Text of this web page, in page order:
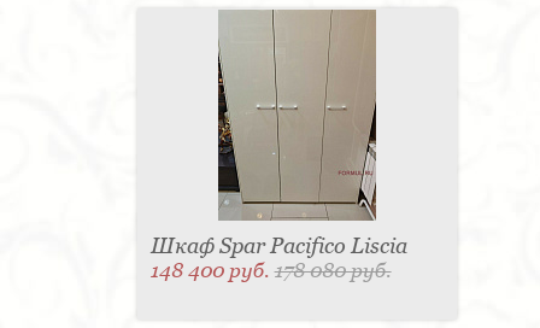
Шкаф Spar Pacifico Liscia
148 400 руб.178 080 руб.